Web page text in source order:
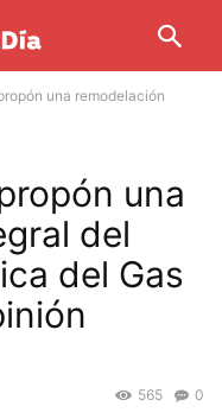
una remodelación
una
del
del Gas
0
565